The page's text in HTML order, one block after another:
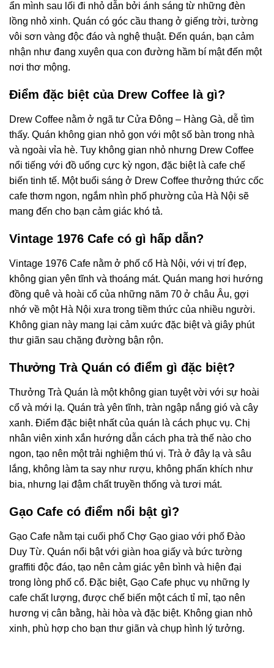
ẩn mình sau lối đi nhỏ dẫn bởi ánh sáng từ những đèn
lồng nhỏ xinh. Quán có góc cầu thang ở giếng trời, tường
vôi sơn vàng độc đáo và nghệ thuật. Đến quán, bạn cảm
nhận như đang xuyên qua con đường hầm bí mật đến một
nơi thơ mộng.
Điểm đặc biệt của Drew Coffee là gì?
Drew Coffee nằm ở ngã tư Cửa Đông – Hàng Gà, dễ tìm
thấy. Quán không gian nhỏ gọn với một số bàn trong nhà
và ngoài vỉa hè. Tuy không gian nhỏ nhưng Drew Coffee
nổi tiếng với đồ uống cực kỳ ngon, đặc biệt là cafe chế
biến tinh tế. Một buổi sáng ở Drew Coffee thưởng thức cốc
cafe thơm ngon, ngắm nhìn phố phường của Hà Nội sẽ
mang đến cho bạn cảm giác khó tả.
Vintage 1976 Cafe có gì hấp dẫn?
Vintage 1976 Cafe nằm ở phố cổ Hà Nội, với vị trí đẹp,
không gian yên tĩnh và thoáng mát. Quán mang hơi hướng
đồng quê và hoài cổ của những năm 70 ở châu Âu, gợi
nhớ về một Hà Nội xưa trong tiềm thức của nhiều người.
Không gian này mang lại cảm xuức đặc biệt và giây phút
thư giãn sau chặng đường bận rộn.
Thưởng Trà Quán có điểm gì đặc biệt?
Thưởng Trà Quán là một không gian tuyệt vời với sự hoài
cổ và mới lạ. Quán trà yên tĩnh, tràn ngập nắng gió và cây
xanh. Điểm đặc biệt nhất của quán là cách phục vụ. Chị
nhân viên xinh xắn hướng dẫn cách pha trà thế nào cho
ngon, tạo nên một trải nghiệm thú vị. Trà ở đây lạ và sâu
lắng, không làm ta say như rượu, không phấn khích như
bia, nhưng lại đậm chất truyền thống và tươi mát.
Gạo Cafe có điểm nổi bật gì?
Gạo Cafe nằm tại cuối phố Chợ Gạo giao với phố Đào
Duy Từ. Quán nổi bật với giàn hoa giấy và bức tường
graffiti độc đáo, tạo nên cảm giác yên bình và hiện đại
trong lòng phố cổ. Đặc biệt, Gạo Cafe phục vụ những ly
cafe chất lượng, được chế biến một cách tỉ mỉ, tạo nên
hương vị cân bằng, hài hòa và đặc biệt. Không gian nhỏ
xinh, phù hợp cho bạn thư giãn và chụp hình lý tưởng.